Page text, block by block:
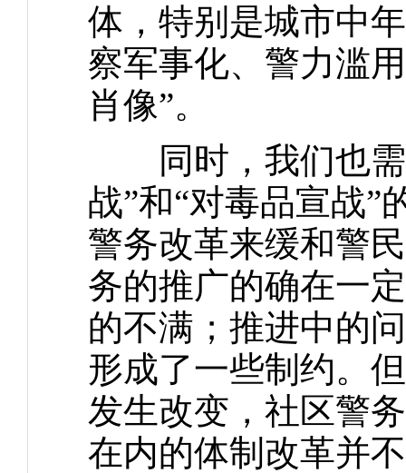
体，特别是城市中
察军事化、警力滥
肖像”。
同时，我们也需
战”和“对毒品宣战”
警务改革来缓和警
务的推广的确在一
的不满；推进中的
形成了一些制约。
发生改变，社区警
在内的体制改革并